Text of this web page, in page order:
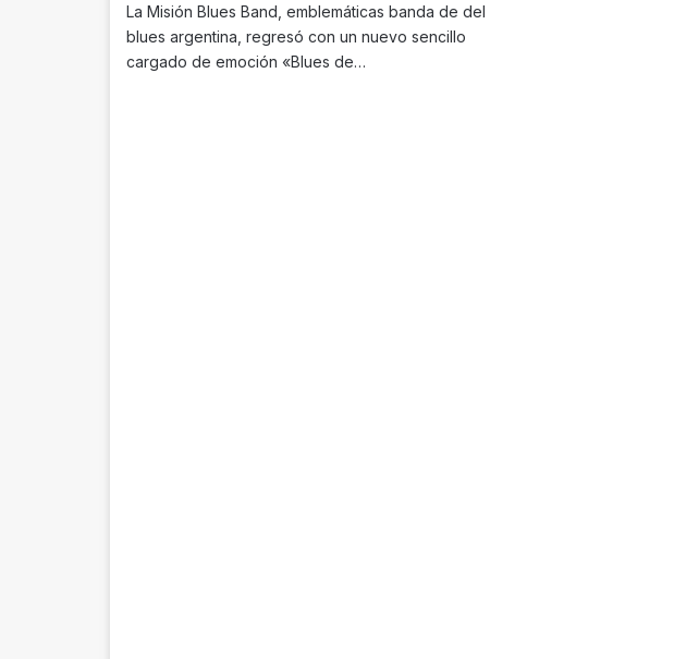
La Misión Blues Band, emblemáticas banda de del
blues argentina, regresó con un nuevo sencillo
cargado de emoción «Blues de…